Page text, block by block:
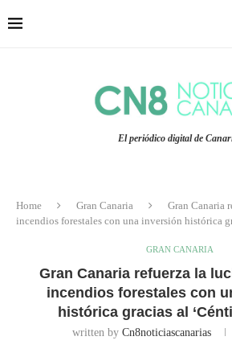
El periódico digital de
Home Gran Canaria
Gran Canaria
incendios forestales con una inversión histórica
GRAN CANARIA
Gran Canaria refuerza la
incendios forestales con
histórica gracias al
written by Cn8noticiascanarias